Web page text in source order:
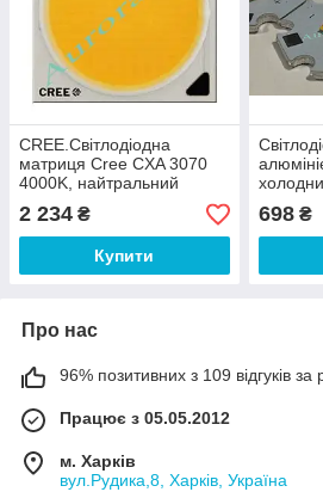
CREE.Світлодіодна
матриця Cree CXA 3070
4000K, найтральний
білий. LED-матриця.
Світлодіодна матриця.
2 234 ₴
Купити
матриця.
698₴
Про нас
96% позитивних з 109 відгуків за
Працює з 05.05.2012
м. Харків
вул.Рудика,8, Харків, Україна